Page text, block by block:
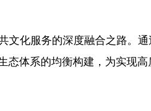
化服务的深度融合之路。
体系的均衡构建，为实现